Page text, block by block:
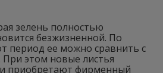
зелень полностью
безжизненной. По
период ее можно сравнить с
этом новые листья
приобретают фирменный